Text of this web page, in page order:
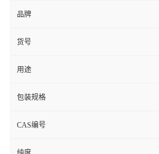
品牌
货号
用途
包装规格
CAS编号